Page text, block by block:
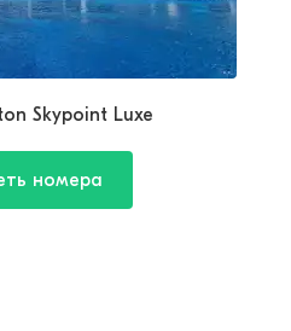
Skypoint Luxe
номера